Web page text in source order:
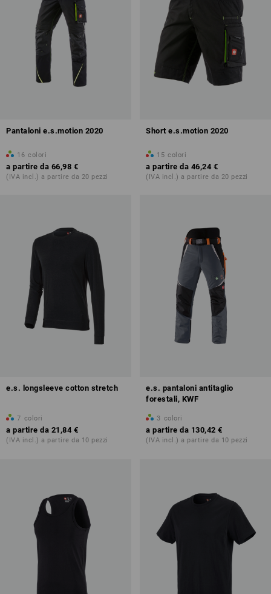
Pantaloni e.s.motion 2020
16 colori
a partire da 66,98 €
(IVA incl.) a partire da 20 pezzi
Short e.s.motion 2020
15 colori
a partire da 46,24 €
(IVA incl.) a partire da 20 pezzi
e.s. longsleeve cotton stretch
7 colori
a partire da 21,84 €
(IVA incl.) a partire da 10 pezzi
e.s. pantaloni antitaglio
forestali, KWF
3 colori
a partire da 130,42 €
(IVA incl.) a partire da 10 pezzi